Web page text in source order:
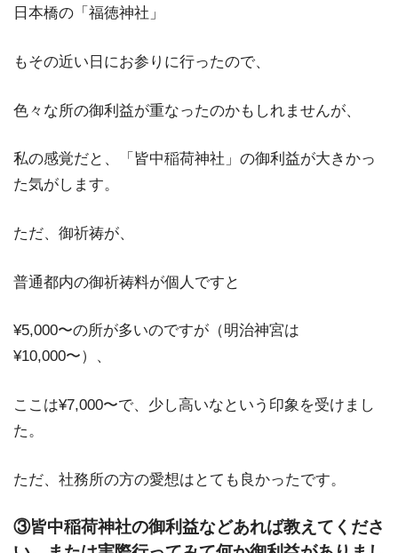
日本橋の「福徳神社」
もその近い日にお参りに行ったので、
色々な所の御利益が重なったのかもしれませんが、
私の感覚だと、「皆中稲荷神社」の御利益が大きかっ
た気がします。
ただ、御祈祷が、
普通都内の御祈祷料が個人ですと
¥5,000〜の所が多いのですが（明治神宮は
¥10,000〜）、
ここは¥7,000〜で、少し高いなという印象を受けまし
た。
ただ、社務所の方の愛想はとても良かったです。
③皆中稲荷神社の御利益などあれば教えてくださ